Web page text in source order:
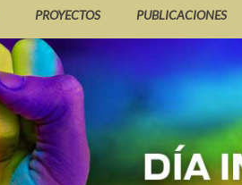
PROYECTOS PUBLICACIONES